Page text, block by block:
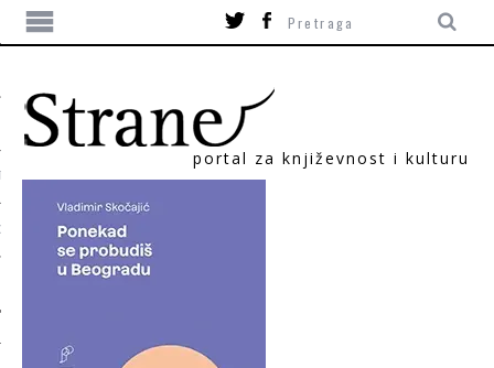
portal za književnost i kulturu